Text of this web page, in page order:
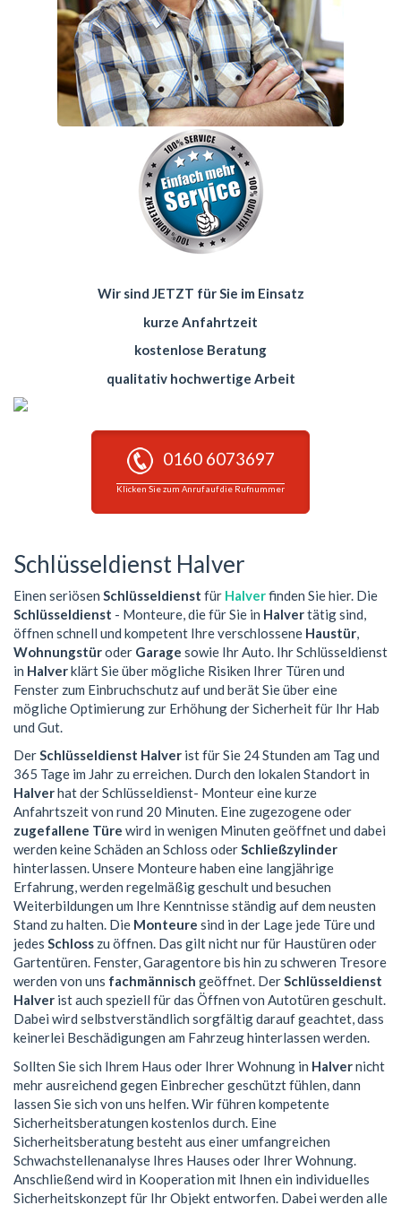
Wir sind JETZT für Sie im Einsatz
kurze Anfahrtzeit
kostenlose Beratung
qualitativ hochwertige Arbeit
0160 6073697
Klicken Sie zum Anruf auf die Rufnummer
Schlüsseldienst Halver
Einen seriösen Schlüsseldienst für Halverfinden Sie hier. Die
Schlüsseldienst - Monteure, die für Sie in Halvertätig sind,
öffnen schnell und kompetent Ihre verschlossene Haustür,
Wohnungstüroder Garage sowie Ihr Auto. Ihr Schlüsseldienst
in Halverklärt Sie über mögliche Risiken Ihrer Türen und
Fenster zum Einbruchschutz auf und berät Sie über eine
mögliche Optimierung zur Erhöhung der Sicherheit für Ihr Hab
und Gut.
DerSchlüsseldienst Halver ist für Sie 24 Stunden am Tag und
365 Tage im Jahr zu erreichen. Durch den lokalen Standort in
Halverhat der Schlüsseldienst- Monteur eine kurze
Anfahrtszeit von rund 20 Minuten. Eine zugezogene oder
zugefallene Türe wird in wenigen Minuten geöffnet und dabei
werden keine Schäden an Schloss oderSchließzylinder
hinterlassen. Unsere Monteure haben eine langjährige
Erfahrung, werden regelmäßig geschult und besuchen
Weiterbildungen um Ihre Kenntnisse ständig auf dem neusten
Stand zu halten. Die Monteure sind in der Lage jede Türe und
jedes Schloss zu öffnen. Das gilt nicht nur für Haustüren oder
Gartentüren. Fenster, Garagentore bis hin zu schweren Tresore
werden von uns fachmännisch geöffnet. DerSchlüsseldienst
Halver ist auch speziell für das Öffnen von Autotüren geschult.
Dabei wird selbstverständlich sorgfältig darauf geachtet, dass
keinerlei Beschädigungen am Fahrzeug hinterlassen werden.
Sollten Sie sich Ihrem Haus oder Ihrer Wohnung in Halvernicht
mehr ausreichend gegen Einbrecher geschützt fühlen, dann
lassen Sie sich von uns helfen. Wir führen kompetente
Sicherheitsberatungen kostenlos durch. Eine
Sicherheitsberatung besteht aus einer umfangreichen
Schwachstellenanalyse Ihres Hauses oder Ihrer Wohnung.
Anschließend wird in Kooperation mit Ihnen ein individuelles
Sicherheitskonzept für Ihr Objekt entworfen. Dabei werden alle